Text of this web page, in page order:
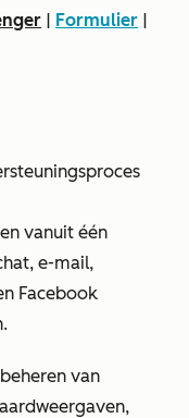
| Formulier |
vanuit één
e-mail,
Facebook
van